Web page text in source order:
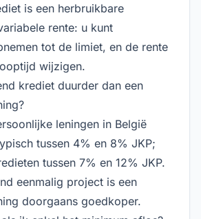
is een herbruikbare
rente: u kunt
tot de limiet, en de rente
wijzigen.
krediet duurder dan een
leningen in België
tussen 4% en 8% JKP;
tussen 7% en 12% JKP.
eenmalig project is een
doorgaans goedkoper.